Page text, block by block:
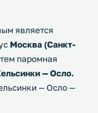
является
Москва (Санкт-
паромная
— Осло.
— Осло —